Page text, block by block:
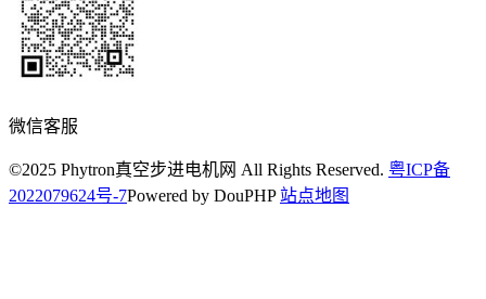
微信客服
©2025 Phytron真空步进电机网 All Rights Reserved. 粤ICP备
2022079624号-7Powered by DouPHP 站点地图